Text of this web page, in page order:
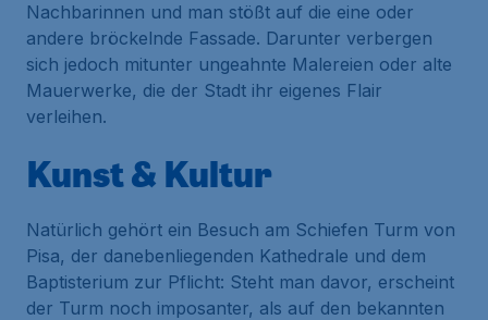
Nachbarinnen und man stößt auf die eine oder
andere bröckelnde Fassade. Darunter verbergen
sich jedoch mitunter ungeahnte Malereien oder alte
Mauerwerke, die der Stadt ihr eigenes Flair
verleihen.
Kunst & Kultur
Natürlich gehört ein Besuch am Schiefen Turm von
Pisa, der danebenliegenden Kathedrale und dem
Baptisterium zur Pflicht: Steht man davor, erscheint
der Turm noch imposanter, als auf den bekannten